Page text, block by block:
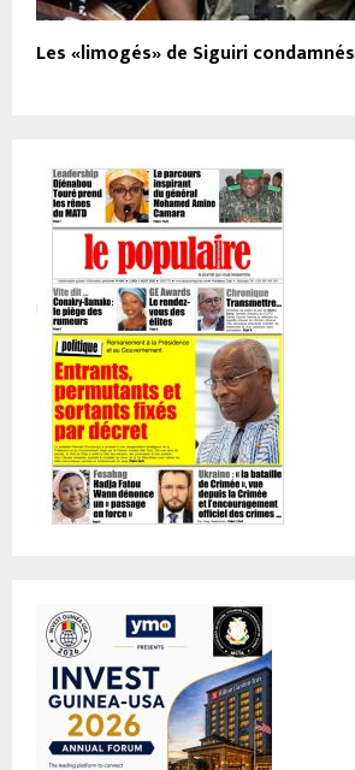
Les «limogés» de Siguiri condamnés